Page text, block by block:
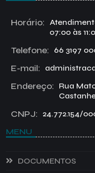
Horário:
07:00 às
Telefone: 66 3197
E-mail:
Endereço:
Rua
CNPJ: 24.772.154/
MENU
DOCUMENTOS